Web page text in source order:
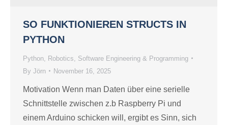
SO FUNKTIONIEREN STRUCTS IN
PYTHON
Python Robotics
Software Engineering & Programming
By Jörn November 16, 2025
Motivation Wenn man Daten über eine serielle
Schnittstelle zwischen z.b Raspberry Pi und
einem Arduino schicken will, ergibt es Sinn, sich